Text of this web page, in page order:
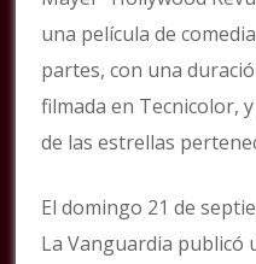
una película de
partes, con una
filmada en Tecnicolor,
de las estrellas
El domingo 21 de
La Vanguardia publicó